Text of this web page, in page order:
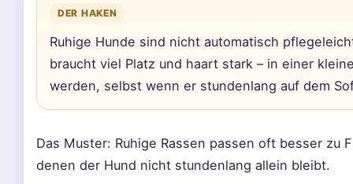
DER HAKEN
Ruhige Hunde sind nicht automatisch
braucht viel Platz und haart stark – in einer
werden, selbst wenn er stundenlang auf dem
Das Muster: Ruhige Rassen passen oft besser zu
denen der Hund nicht stundenlang allein bleibt.